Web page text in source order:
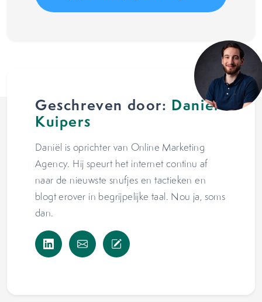
Geschreven door: Daniël
Kuipers
Daniël is oprichter van Online Marketing
Agency. Hij speurt het internet continu af
naar de nieuwste snufjes en tactieken en
blogt erover in begrijpelijke taal. Nou ja, soms
dan.